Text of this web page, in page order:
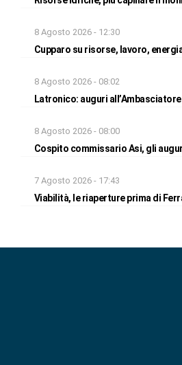
8 Agosto 2026 - 12:30
Cupparo su risorse, lavoro,
8 Agosto 2026 - 08:02
Latronico: auguri
8 Agosto 2026 - 08:00
Cospito commissario Asi, gli
7 Agosto 2026 - 17:43
Viabilità, le riaperture prima di